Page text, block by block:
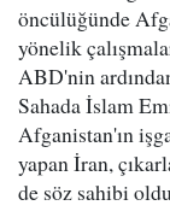
öncülüğünde
yönelik
ABD'nin
Sahada İslam
Afganistan'ın
yapan İran,
de söz sahibi